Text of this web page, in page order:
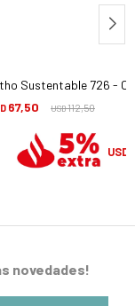
Sustentable 726 - C1
67,50 USD112,50
USD
novedades!